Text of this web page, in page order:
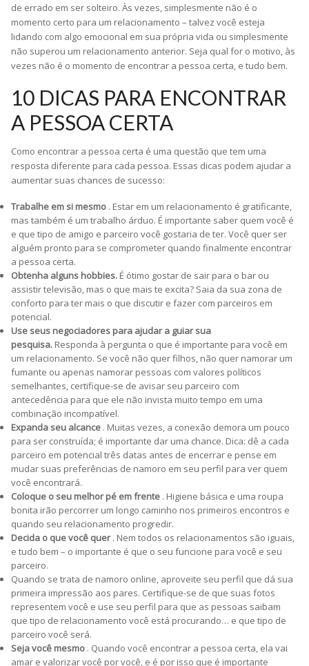
de errado em ser solteiro. Às vezes, simplesmente não é o
momento certo para um relacionamento – talvez você esteja
lidando com algo emocional em sua própria vida ou simplesmente
não superou um relacionamento anterior. Seja qual for o motivo, às
vezes não é o momento de encontrar a pessoa certa, e tudo bem.
10 DICAS PARA ENCONTRAR
A PESSOA CERTA
Como encontrar a pessoa certa é uma questão que tem uma
resposta diferente para cada pessoa. Essas dicas podem ajudar a
aumentar suas chances de sucesso:
Trabalhe em si mesmo . Estar em um relacionamento é gratificante,
mas também é um trabalho árduo. É importante saber quem você é
e que tipo de amigo e parceiro você gostaria de ter. Você quer ser
alguém pronto para se comprometer quando finalmente encontrar
a pessoa certa.
Obtenha alguns hobbies. É ótimo gostar de sair para o bar ou
assistir televisão, mas o que mais te excita? Saia da sua zona de
conforto para ter mais o que discutir e fazer com parceiros em
potencial.
Use seus negociadores para ajudar a guiar sua
pesquisa. Responda à pergunta o que é importante para você em
um relacionamento. Se você não quer filhos, não quer namorar um
fumante ou apenas namorar pessoas com valores políticos
semelhantes, certifique-se de avisar seu parceiro com
antecedência para que ele não invista muito tempo em uma
combinação incompatível.
Expanda seu alcance . Muitas vezes, a conexão demora um pouco
para ser construída; é importante dar uma chance. Dica: dê a cada
parceiro em potencial três datas antes de encerrar e pense em
mudar suas preferências de namoro em seu perfil para ver quem
você encontrará.
Coloque o seu melhor pé em frente . Higiene básica e uma roupa
bonita irão percorrer um longo caminho nos primeiros encontros e
quando seu relacionamento progredir.
Decida o que você quer. Nem todos os relacionamentos são iguais,
e tudo bem – o importante é que o seu funcione para você e seu
parceiro.
Quando se trata de namoro online, aproveite seu perfil que dá sua
primeira impressão aos pares. Certifique-se de que suas fotos
representem você e use seu perfil para que as pessoas saibam
que tipo de relacionamento você está procurando… e que tipo de
parceiro você será.
Seja você mesmo . Quando você encontrar a pessoa certa, ela vai
amar e valorizar você por você, e é por isso que é importante